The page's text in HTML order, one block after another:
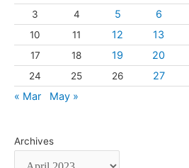
3 4 5 6
10 11 12 13
17 18 19 20
24 25 26 27
« Mar
May »
Archives